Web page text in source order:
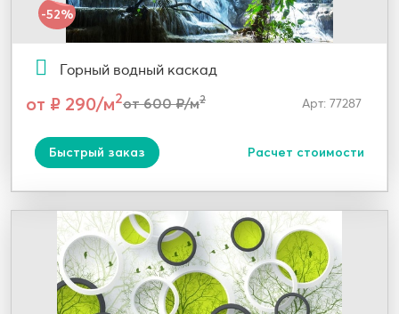
-52%
Горный водный каскад
от ₽ 290/м2от 600 ₽/м2 Арт: 77287
Быстрый заказ Расчет стоимости